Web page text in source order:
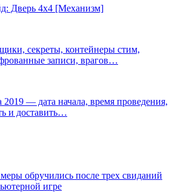
Дверь 4х4 [Механизм]
секреты, контейнеры стим,
записи, врагов…
2019 — дата начала, время проведения,
и доставить…
обручились после трех свиданий
игре